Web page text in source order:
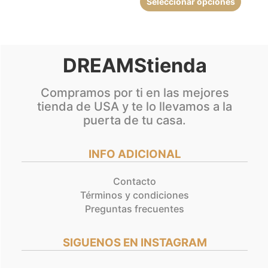
de
DREAMStienda
Compramos por ti en las mejores
tienda de USA y te lo llevamos a la
puerta de tu casa.
INFO ADICIONAL
Contacto
Términos y condiciones
Preguntas frecuentes
SIGUENOS EN INSTAGRAM